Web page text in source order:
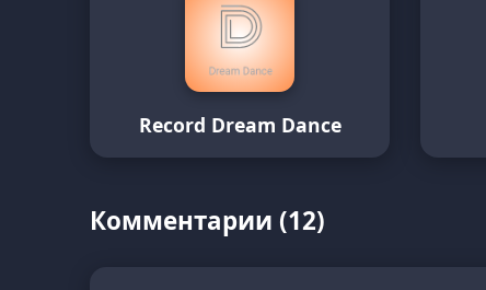
Record Dream Dance
Комментарии (12)